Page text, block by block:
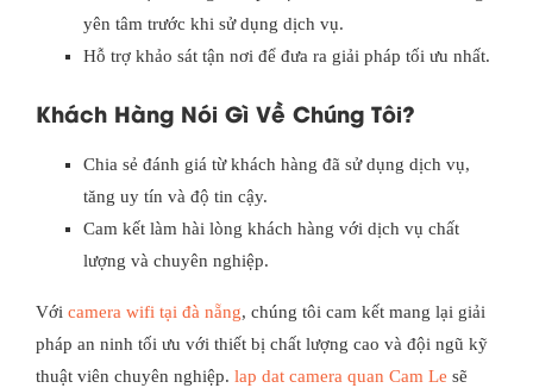
yên tâm trước khi sử dụng dịch vụ.
Hỗ trợ khảo sát tận nơi để đưa ra giải pháp tối ưu nhất.
Khách Hàng Nói Gì Về Chúng Tôi?
Chia sẻ đánh giá từ khách hàng đã sử dụng dịch vụ,
tăng uy tín và độ tin cậy.
Cam kết làm hài lòng khách hàng với dịch vụ chất
lượng và chuyên nghiệp.
Với camera wifi tại đà nẵng, chúng tôi cam kết mang lại giải
pháp an ninh tối ưu với thiết bị chất lượng cao và đội ngũ kỹ
thuật viên chuyên nghiệp. lap dat camera quan Cam Le sẽ